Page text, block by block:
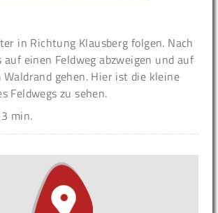
in Richtung Klausberg folgen. Nach
einen Feldweg abzweigen und auf
Waldrand gehen. Hier ist die kleine
Feldwegs zu sehen.
min.